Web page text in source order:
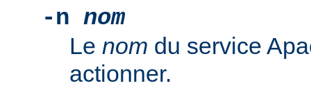
-n nom
Le nom du service
actionner.